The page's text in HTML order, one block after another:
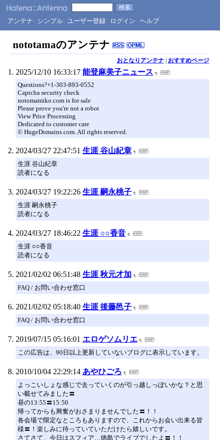
アンテナ シンプル ユーザー登録 ログイン ヘルプ
nototamaのアンテナ
おとなりアンテナ| おすすめページ
2025/12/10 16:33:17 能登麻美子ニュース
Questions?+1-303-893-0552
Captcha security check
notomamiko.com is for sale
Please prove you're not a robot
View Price Processing
Dedicated to customer care
© HugeDomains.com. All rights reserved.
2024/03/27 22:47:51 生涯 谷山紀章
生涯 谷山紀章
読者になる
2024/03/27 19:22:26 生涯 嗣永桃子
生涯 嗣永桃子
読者になる
2024/03/27 18:46:22 生涯 ○○香音
生涯 ○○香音
読者になる
2021/02/02 06:51:48 生涯 秋元才加
FAQ / お問い合わせ窓口
2021/02/02 05:18:40 生涯 後藤邑子
FAQ / お問い合わせ窓口
2019/07/15 05:16:01 エロゲソムリエ
この広告は、90日以上更新していないブログに表示しています。
2010/10/04 22:29:14 あやひごろ
よっこいしょな感じで去っていくのが引っ越しっぽいかな？と思
い載せてみました〓
昼の13:55〓15:50
帰ってからも興奮がおさまりませんでした〓！！
各会場で限定なところもありますので、これからお会い出来る皆
様〓！楽しみに待っていていただけたら嬉しいです。
さてさて、今日はスフィア…徳島でライブでしたよ〓！！